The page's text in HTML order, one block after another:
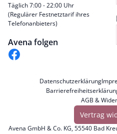
Täglich 7:00 - 22:00 Uhr
(Regulärer Festnetztarif ihres
Telefonanbieters)
Avena folgen
Datenschutzerklärung
AGB &
Vertrag
Avena GmbH & Co. KG, 55540 Bad